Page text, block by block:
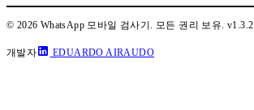
© 2026 WhatsApp 모바일 검사기. 모든 권리 보유. v1.3.2
개발자 EDUARDO AIRAUDO